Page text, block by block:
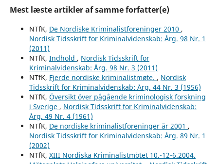
Mest læste artikler af samme forfatter(e)
NTfK, De Nordiske Kriminalistforeninger 2010 ,
Nordisk Tidsskrift for Kriminalvidenskab: Årg. 98 Nr. 1
(2011)
NTfK, Indhold , Nordisk Tidsskrift for
Kriminalvidenskab: Årg. 98 Nr. 3 (2011)
NTfK, Fjerde nordiske kriminalistmøte. , Nordisk
Tidsskrift for Kriminalvidenskab: Årg. 44 Nr. 3 (1956)
NTfK, Översikt över pågående kriminologisk forskning
i Sverige , Nordisk Tidsskrift for Kriminalvidenskab:
Årg. 49 Nr. 4 (1961)
NTfK, De nordiske kriminalistforeninger år 2001 ,
Nordisk Tidsskrift for Kriminalvidenskab: Årg. 89 Nr. 1
(2002)
NTfK, XIII Nordiska Kriminalistmötet 10.-12-6.2004.